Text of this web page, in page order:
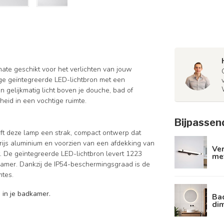
geschikt voor het verlichten van jouw
geïntegreerde LED-lichtbron met een
gelijkmatig licht boven je douche, bad of
in een vochtige ruimte.
deze lamp een strak, compact ontwerp dat
aluminium en voorzien van een afdekking van
geïntegreerde LED-lichtbron levert 1223
Dankzij de IP54-beschermingsgraad is de
je badkamer.